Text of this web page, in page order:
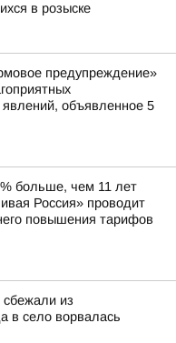
в розыске
предупреждение»
явлений, объявленное 5
больше, чем 11 лет
Россия» проводит
повышения тарифов
сбежали из
в село ворвалась